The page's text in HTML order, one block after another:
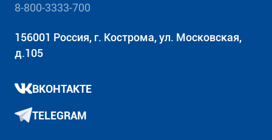
8-800-3333-700
156001 Россия, г. Кострома, ул. Московская,
д.105
ВКОНТАКТЕ
TELEGRAM